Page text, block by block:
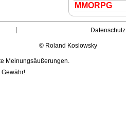
MMORPG
Datenschutz
© Roland Koslowsky
Meinungsäußerungen.